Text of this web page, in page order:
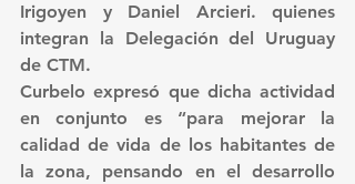
Irigoyen y Daniel Arcieri. quienes
integran la Delegación del Uruguay
de CTM.
Curbelo expresó que dicha actividad
en conjunto es “para mejorar la
calidad de vida de los habitantes de
la zona, pensando en el desarrollo